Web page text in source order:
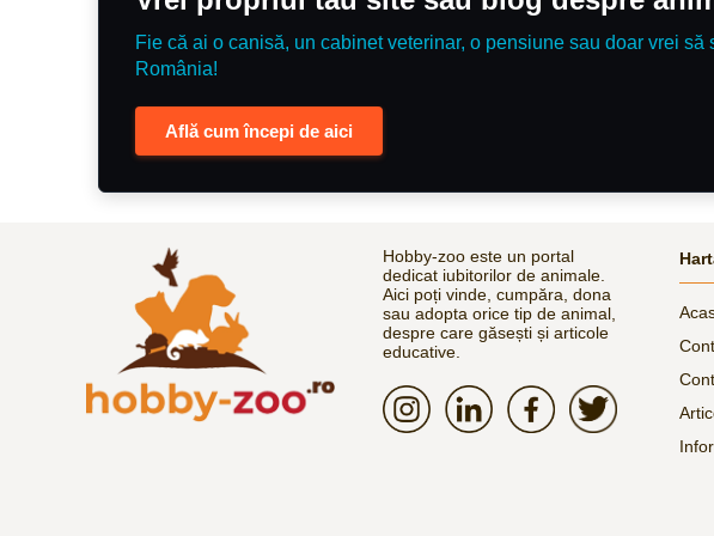
Fie că ai o canisă, un cabinet veterinar, o pensiune sau doar vrei
România!
Află cum începi de aici
Hobby-zoo este un portal
dedicat iubitorilor de animale.
Aici poți vinde, cumpăra, dona
sau adopta orice tip de animal,
despre care găsești și articole
educative.